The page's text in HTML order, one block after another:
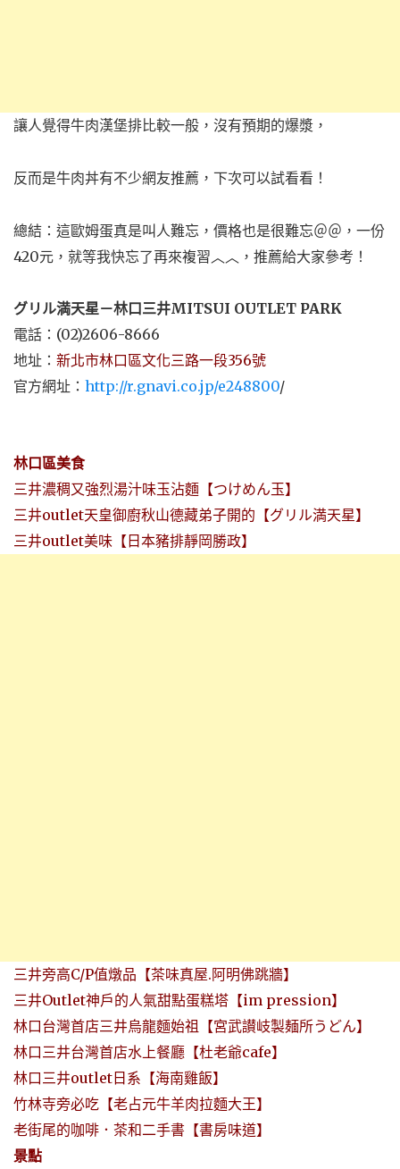
讓人覺得牛肉漢堡排比較一般，沒有預期的爆漿，
反而是牛肉丼有不少網友推薦，下次可以試看看！
總結：這歐姆蛋真是叫人難忘，價格也是很難忘＠＠，一份
420元，就等我快忘了再來複習︿︿，推薦給大家參考！
グリル満天星－林口三井MITSUI OUTLET PARK
電話：(02)2606-8666
地址： 新北市林口區文化三路一段356號
官方網址： http://r.gnavi.co.jp/e248800/
林口區美食
三井濃稠又強烈湯汁味玉沾麵【つけめん玉】
三井outlet天皇御廚秋山德藏弟子開的【グリル満天星】
三井outlet美味【日本豬排靜岡勝政】
三井旁高C/P值燉品【茶味真屋.阿明佛跳牆】
三井Outlet神戶的人氣甜點蛋糕塔【im pression】
林口台灣首店三井烏龍麵始祖【宮武讃岐製麺所うどん】
林口三井台灣首店水上餐廳【杜老爺cafe】
林口三井outlet日系【海南雞飯】
竹林寺旁必吃【老占元牛羊肉拉麵大王】
老街尾的咖啡．茶和二手書【書房味道】
景點